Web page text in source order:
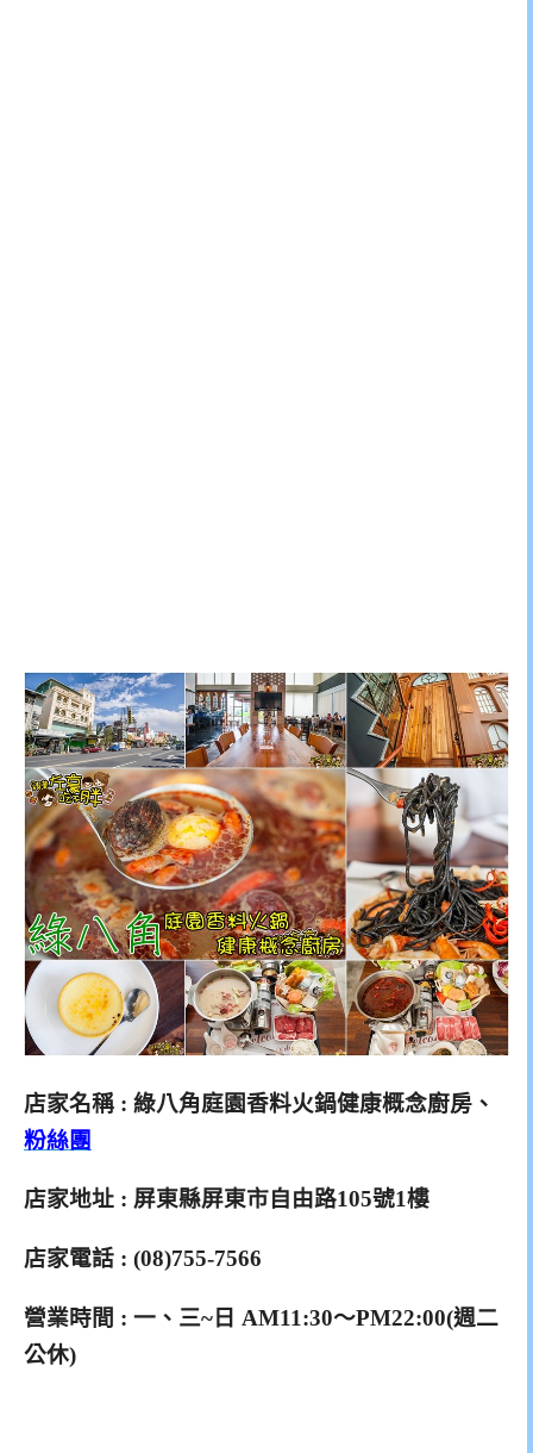
店家名稱 : 綠八角庭園香料火鍋健康概念廚房、
粉絲團
店家地址 : 屏東縣屏東市自由路105號1樓
店家電話 : (08)755-7566
營業時間 : 一、三~日 AM11:30～PM22:00(週二
公休)